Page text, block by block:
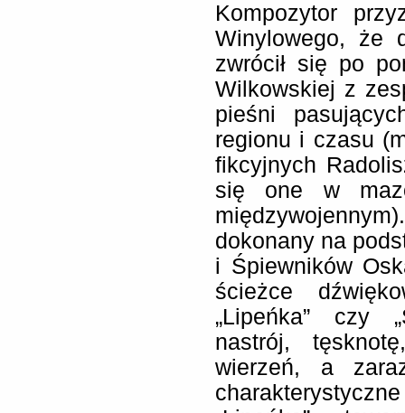
Kompozytor
Winylowego, że
zwrócił się po
Wilkowskiej z
pieśni
regionu i czasu
fikcyjnych
się one w
dokonany na
i Śpiewników
ścieżce
„Lipeńka” czy
nastrój,
wierzeń, a